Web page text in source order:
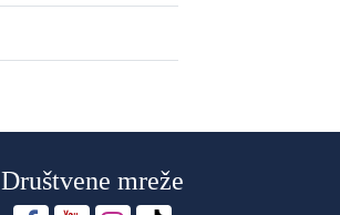
Društvene mreže